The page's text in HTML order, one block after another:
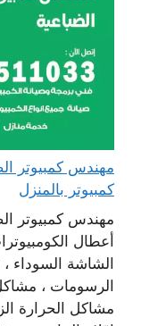
كمبيوتر بالمنزل
مهندس كمبيوتر
أعطال
الشاشة السوداء
الرسومات ،
مشاكل الحرارة